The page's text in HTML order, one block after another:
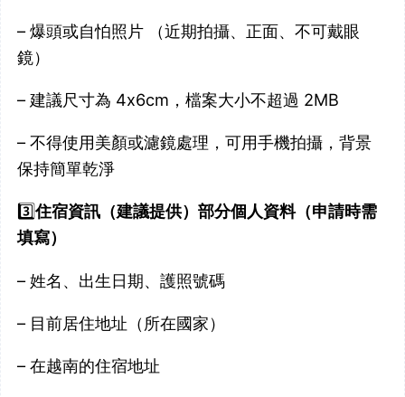
– 爆頭或自怕照片 （近期拍攝、正面、不可戴眼
鏡）
– 建議尺寸為 4x6cm，檔案大小不超過 2MB
– 不得使用美顏或濾鏡處理，可用手機拍攝，背景
保持簡單乾淨
3️⃣住宿資訊（建議提供）部分個人資料（申請時需
填寫）
– 姓名、出生日期、護照號碼
– 目前居住地址（所在國家）
– 在越南的住宿地址